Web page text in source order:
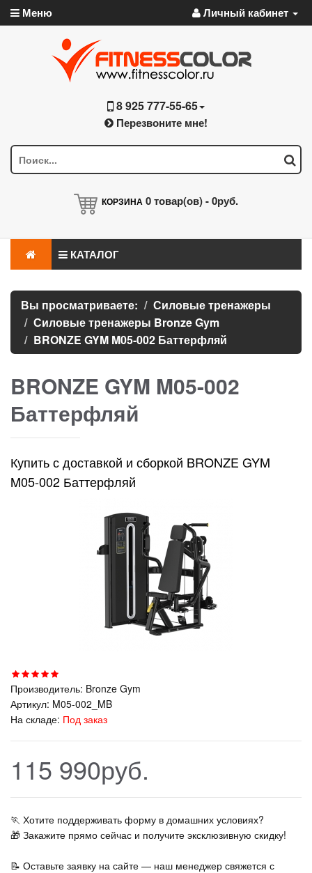
Меню Личный кабинет
8 925 777-55-65
Перезвоните мне!
КОРЗИНА 0товар(ов) -0руб.
КАТАЛОГ
Вы просматриваете:
Силовые тренажеры
Силовые тренажеры Bronze Gym
BRONZE GYM M05-002 Баттерфляй
BRONZE GYM M05-002
Баттерфляй
Купить с доставкой и сборкой BRONZE GYM
M05-002 Баттерфляй
Производитель: Bronze Gym
Артикул: M05-002_MB
На складе: Под заказ
115 990руб.
🏃‍ Хотите поддерживать форму в домашних условиях?
🎁 Закажите прямо сейчас и получите эксклюзивную скидку!
📝 Оставьте заявку на сайте — наш менеджер свяжется с